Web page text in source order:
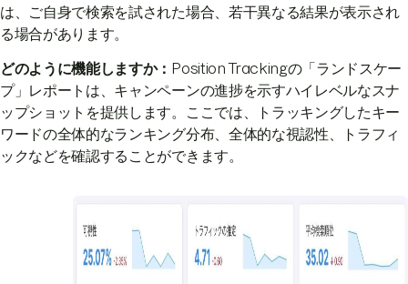
は、ご自身で検索を試された場合、若干異なる結果が表示され
る場合があります。
どのように機能しますか： Position Trackingの「ランドスケー
プ」レポートは、キャンペーンの進捗を示すハイレベルなスナ
ップショットを提供します。ここでは、トラッキングしたキー
ワードの全体的なランキング分布、全体的な視認性、トラフィ
ックなどを確認することができます。